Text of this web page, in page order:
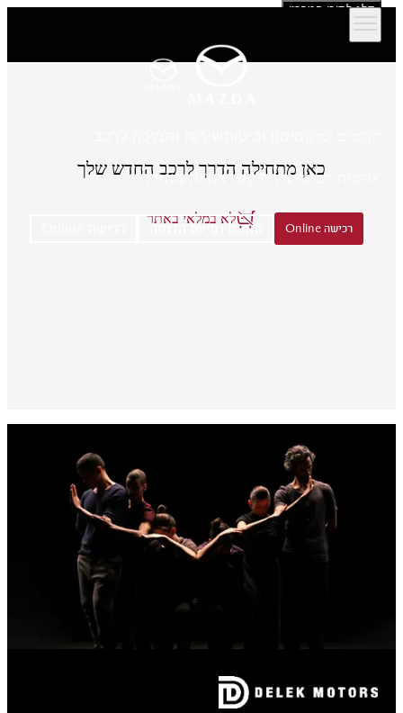
דלג לתוכן המרכזי
אולמות תצוגהיצירת קשר אודות מאזדה
רכישה Online הזמנת נסיעת הדגמה
כאן מתחילה הדרך לרכב החדש שלך
לא במלאי באתר